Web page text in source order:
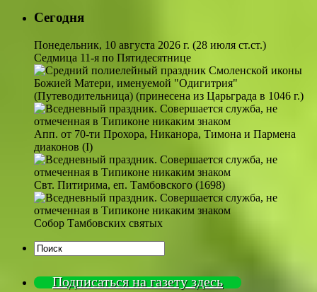
Сегодня
Понедельник, 10 августа 2026 г. (28 июля ст.ст.)
Седмица 11-я по Пятидесятнице
Смоленской иконы
Божией Матери, именуемой "Одигитрия"
(Путеводительница) (принесена из Царьграда в 1046 г.)
Апп. от 70-ти Прохора, Никанора, Тимона и Пармена
диаконов (I)
Свт. Питирима, еп. Тамбовского (1698)
Собор Тамбовских святых
Подписаться на газету здесь